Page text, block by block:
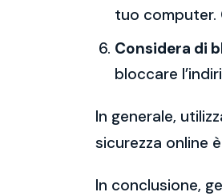
tuo computer.
Considera di
bloccare
In generale,
sicurezza online
In conclusione,